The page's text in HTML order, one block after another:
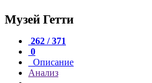
Музей Гетти
262 / 371
0
Описание
Анализ